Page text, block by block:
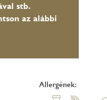
stb.
az alábbi
Allergének: